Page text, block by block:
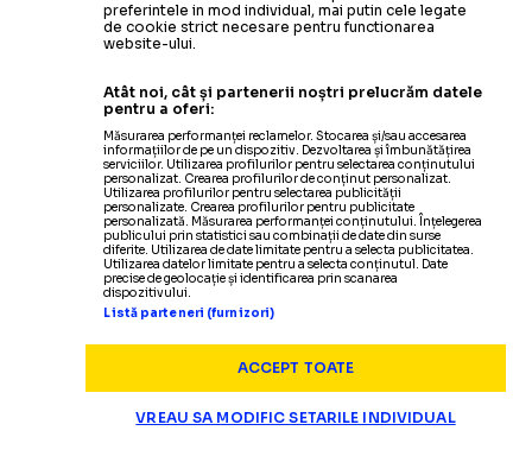
preferintele in mod individual, mai putin cele legate
de cookie strict necesare pentru functionarea
website-ului.
Atât noi, cât și partenerii noștri prelucrăm datele
pentru a oferi:
Măsurarea performanței reclamelor. Stocarea și/sau accesarea
informațiilor de pe un dispozitiv. Dezvoltarea și îmbunătățirea
serviciilor. Utilizarea profilurilor pentru selectarea conținutului
personalizat. Crearea profilurilor de conținut personalizat.
Utilizarea profilurilor pentru selectarea publicității
personalizate. Crearea profilurilor pentru publicitate
personalizată. Măsurarea performanței conținutului. Înțelegerea
publicului prin statistici sau combinații de date din surse
diferite. Utilizarea de date limitate pentru a selecta publicitatea.
Utilizarea datelor limitate pentru a selecta conținutul. Date
precise de geolocație și identificarea prin scanarea
dispozitivului.
Listă parteneri (furnizori)
ACCEPT TOATE
VREAU SA MODIFIC SETARILE INDIVIDUAL